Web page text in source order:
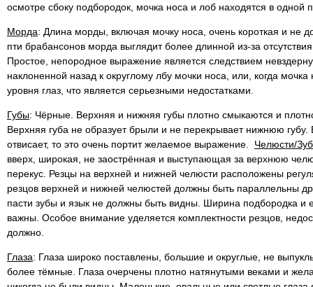
осмотре сбоку подбородок, мочка носа и лоб находятся в одной
Морда: Длина морды, включая мочку носа, очень короткая и не
пти брабансонов морда выглядит более длинной из-за
Простое, непородное выражение является следствием
наклоненной назад к округлому лбу мочки носа, или, когда
уровня глаз, что является серьезными недостатками.
Губы: Чёрные. Верхняя и нижняя губы плотно смыкаются и
Верхняя губа не образует брыли и не перекрывает нижнюю губу.
отвисает, то это очень портит желаемое выражение. Челюсти/
вверх, широкая, не заострённая и выступающая за верхнюю
перекус. Резцы на верхней и нижней челюсти расположены
резцов верхней и нижней челюстей должны быть параллельны
пасти зубы и язык не должны быть видны. Ширина подбородка и
важны. Особое внимание уделяется комплектности резцов,
должно.
Глаза: Глаза широко поставлены, большие и округлые, не
более тёмные. Глаза очерчены плотно натянутыми веками и